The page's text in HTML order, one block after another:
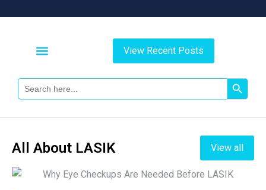
View Recent Posts
Search
For:
Search Button
All About LASIK View all